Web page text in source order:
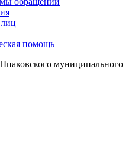
помощь
муниципального